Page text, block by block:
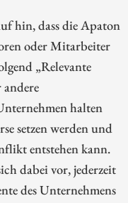
hin, dass die Apaton
oder Mitarbeiter
„Relevante
halten
setzen werden und
entstehen kann.
dabei vor, jederzeit
des Unternehmens